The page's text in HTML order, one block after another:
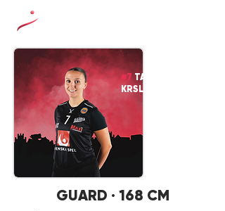
#7TAJMA
KRSLAK
GUARD · 168 CM